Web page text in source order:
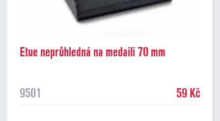
Etue neprůhledná na medaili 70 mm
9501 59 Kč